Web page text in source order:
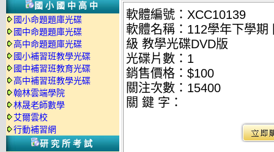
國小國中高中
國小命題題庫光碟
國中命題題庫光碟
高中命題題庫光碟
國小補習班教學光碟
國中補習班教育光碟
高中補習班教學光碟
翰林雲端學院
林晟老師數學
艾爾雲校
行動補習網
研究所考試
軟體編號：XCC10139
軟體名稱：112學年下學
級 教學光碟DVD版
光碟片數：1
銷售價格：$100
關注次數： 15400
關 鍵 字：